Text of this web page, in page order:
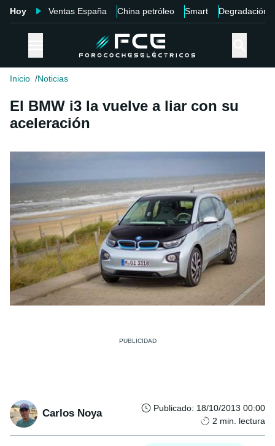
Hoy Ventas España China petróleo Smart Degradación
Inicio Noticias
El BMW i3 la vuelve a liar con su
aceleración
Carlos Noya Publicado: 18/10/2013 00:00
2 min. lectura